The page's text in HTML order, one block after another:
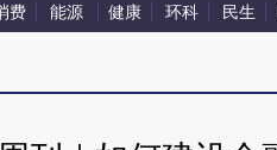
费 能源 健康 环科 民生